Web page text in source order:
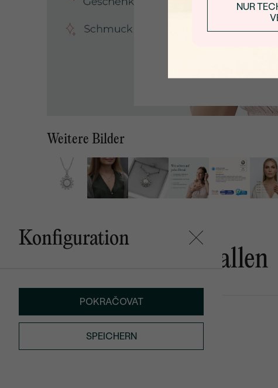
NUR
Weitere Bilder
Konfiguration
POKRAČOVAT
SPEICHERN
Das könnte Ihnen gefallen
€ 79 AUF LAGER